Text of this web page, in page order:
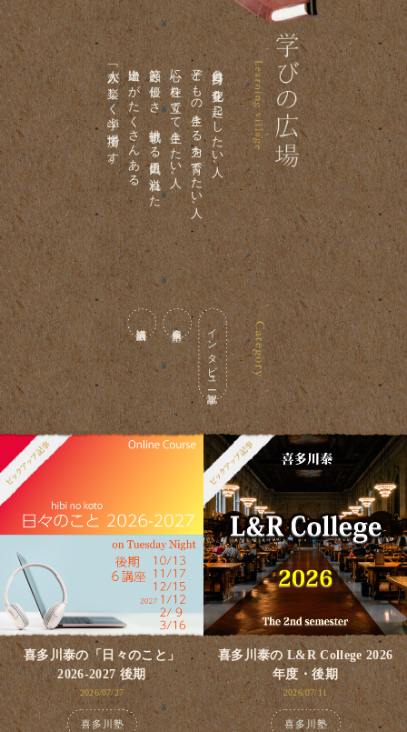
自分自身に変化を起こしたい人、
子どもの生きる力を育てたい人、
心に柱を立てて生きたい人。
笑顔と優しさ、挑戦する勇気に溢れた
出逢いがたくさんある
「大人が楽しく学ぶ場所」です。
インタビュー記事
講演活動
喜多川泰の「日々のこと」
2026-2027 後期
2026/07/27
喜多川塾
喜多川泰の L&R College 2026
年度・後期
2026/07/11
喜多川塾